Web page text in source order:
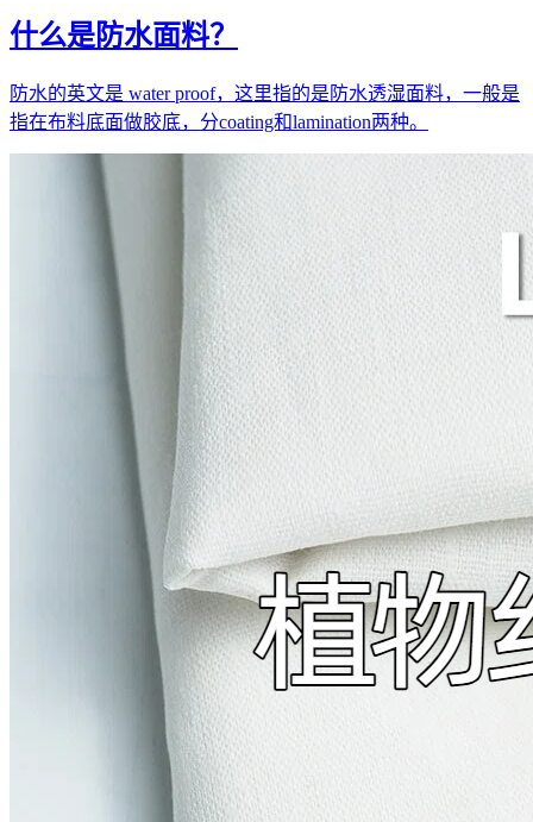
什么是防水面料？
防水的英文是 water proof，这里指的是防水透湿面料，一般是
指在布料底面做胶底，分coating和lamination两种。